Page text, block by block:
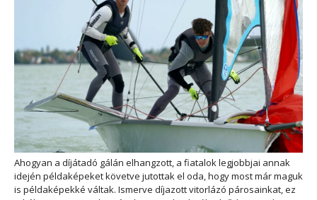
Ahogyan a díjátadó gálán elhangzott, a fiatalok legjobbjai annak
idején példaképeket követve jutottak el oda, hogy most már maguk
is példaképekké váltak. Ismerve díjazott vitorlázó párosainkat, ez